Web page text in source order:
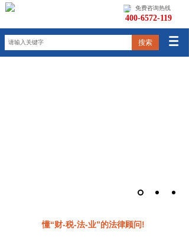
免费咨询热线
400-6572-119
搜索
懂“财-税-法-业”的法律顾问!